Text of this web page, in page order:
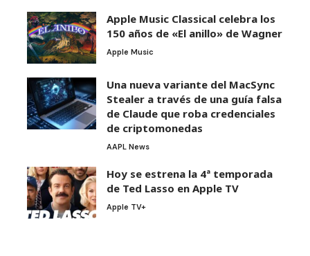
Apple Music Classical celebra los
150 años de «El anillo» de Wagner
Apple Music
Una nueva variante del MacSync
Stealer a través de una guía falsa
de Claude que roba credenciales
de criptomonedas
AAPL News
Hoy se estrena la 4ª temporada
de Ted Lasso en Apple TV
Apple TV+